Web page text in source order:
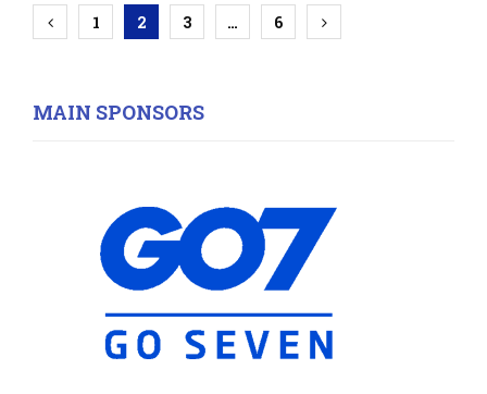
Paginación
entradas
1 2 3 … 6
MAIN SPONSORS